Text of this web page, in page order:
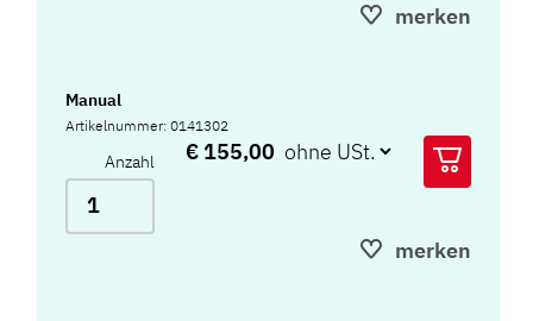
merken
Manual
Artikelnummer: 0141302
Anzahl € 155,00
merken